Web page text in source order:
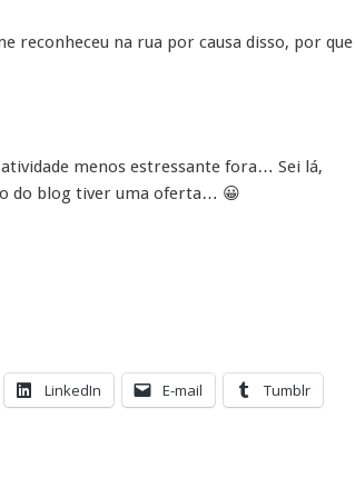
reconheceu na rua por causa disso, por que
menos estressante fora… Sei lá,
do blog tiver uma oferta… 😀
LinkedIn E-mail Tumblr